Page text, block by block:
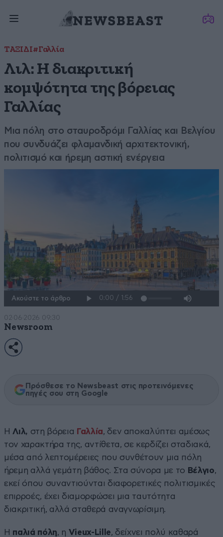
ΤΑΞΙΔΙ#Γαλλία
Λιλ: Η διακριτική
κομψότητα της βόρειας
Γαλλίας
Μια πόλη στο σταυροδρόμι Γαλλίας και Βελγίου
που συνδυάζει φλαμανδική αρχιτεκτονική,
πολιτισμό και ήρεμη αστική ενέργεια
Ακούστε το άρθρο
02·06·2026 09:30
Newsroom
Πρόσθεσε το Newsbeast στις προτεινόμενες
πηγές σου στη Google
Η Λιλ, στη βόρεια Γαλλία, δεν αποκαλύπτει αμέσως
τον χαρακτήρα της, αντίθετα, σε κερδίζει σταδιακά,
μέσα από λεπτομέρειες που συνθέτουν μια πόλη
ήρεμη αλλά γεμάτη βάθος. Στα σύνορα με το Βέλγιο,
εκεί όπου συναντιούνται διαφορετικές πολιτισμικές
επιρροές, έχει διαμορφώσει μια ταυτότητα
διακριτική, αλλά σταθερά αναγνωρίσιμη.
Η παλιά πόλη, η Vieux-Lille, δείχνει πολύ καθαρά